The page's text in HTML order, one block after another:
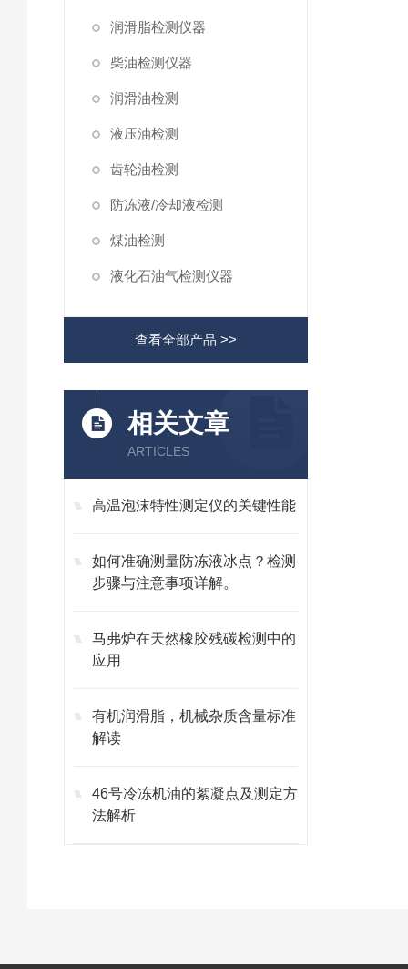
润滑脂检测仪器
柴油检测仪器
润滑油检测
液压油检测
齿轮油检测
防冻液/冷却液检测
煤油检测
液化石油气检测仪器
查看全部产品 >>
相关文章
ARTICLES
高温泡沫特性测定仪的关键性能
如何准确测量防冻液冰点？检测
步骤与注意事项详解。
马弗炉在天然橡胶残碳检测中的
应用
有机润滑脂，机械杂质含量标准
解读
46号冷冻机油的絮凝点及测定方
法解析